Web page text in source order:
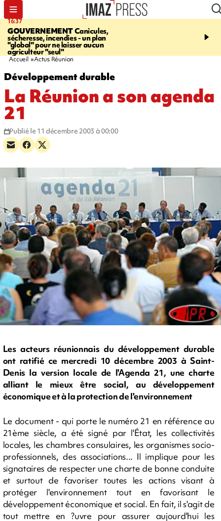
16:37
GOUVERNEMENTCanicules,
sécheresse, incendies - un plan
"global" pour ne laisser aucun
agriculteur "seul"
20:23
interpellé, coprs
Accueil Actus Réunion
Développement durable
La Réunion a son agenda
21
Publié le 11 décembre 2003 à 00:00
Les acteurs réunionnais du développement durable
ont ratifié ce mercredi 10 décembre 2003 à Saint-
Denis la version locale de l'Agenda 21, une charte
alliant le mieux être social, au développement
économique et à la protection de l'environnement
Le document - qui porte le numéro 21 en référence au
21ème siècle, a été signé par l'État, les collectivités
locales, les chambres consulaires, les organismes socio-
professionnels, des associations... Il implique pour les
signataires de respecter une charte de bonne conduite
et surtout de favoriser toutes les actions visant à
protéger l'environnement tout en favorisant le
développement économique et social. En fait, il s'agit de
tout mettre en ?uvre pour assurer aujourd'hui les